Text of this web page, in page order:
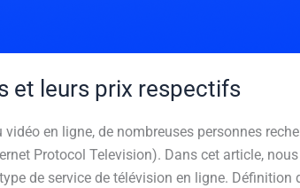
et leurs prix respectifs
en ligne, de nombreuses personnes
Protocol Television). Dans cet article,
de service de télévision en ligne.